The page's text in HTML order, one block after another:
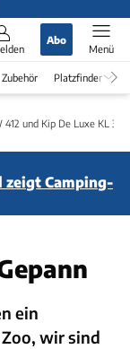
Abo
Menü
Zubehör Platzfinder
und Kip De Luxe KL 390
Camping-
ein
wir sind